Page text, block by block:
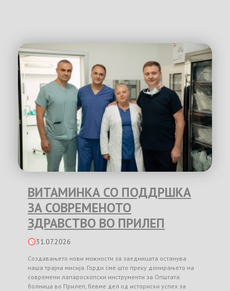
ВИТАМИНКА СО ПОДДРШКА
ЗА СОВРЕМЕНОТО
ЗДРАВСТВО ВО ПРИЛЕП
31.07.2026
Создавањето нови можности за заедницата останува
наша трајна мисија. Горди сме што преку донирањето на
современи лапароскопски инструменти за Општата
болница во Прилеп, бевме дел од историски успех за